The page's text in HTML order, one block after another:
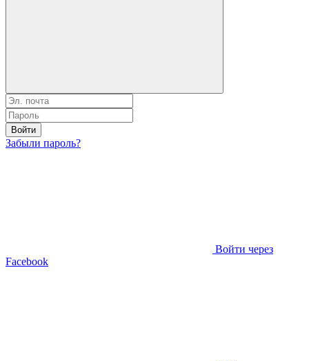
Войти
Забыли пароль?
Войти через
Facebook